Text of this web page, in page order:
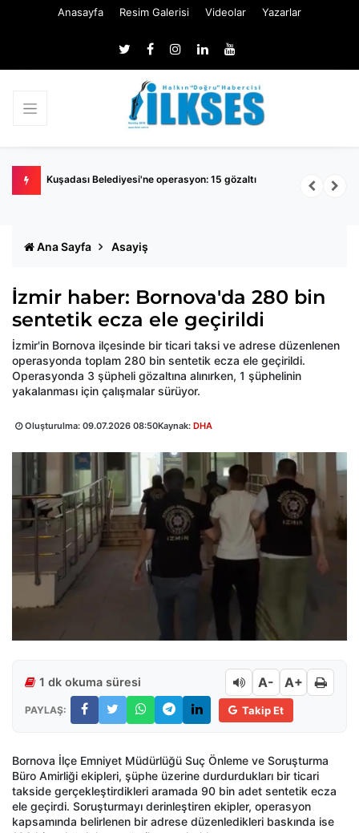
Anasayfa Resim Galerisi Videolar Yazarlar
Menderes Belediye Başkanı İlkay Çiçek’in ifadesi ortaya çıktı:
Ana Sayfa Asayiş
İzmir haber: Bornova'da 280 bin
sentetik ecza ele geçirildi
İzmir'in Bornova ilçesinde bir ticari taksi ve adrese düzenlenen
operasyonda toplam 280 bin sentetik ecza ele geçirildi.
Operasyonda 3 şüpheli gözaltına alınırken, 1 şüphelinin
yakalanması için çalışmalar sürüyor.
Oluşturulma: 09.07.2026 08:50Kaynak: DHA
1 dk okuma süresi A- A+
PAYLAŞ: Takip Et
Bornova İlçe Emniyet Müdürlüğü Suç Önleme ve Soruşturma
Büro Amirliği ekipleri, şüphe üzerine durdurdukları bir ticari
takside gerçekleştirdikleri aramada 90 bin adet sentetik ecza
ele geçirdi. Soruşturmayı derinleştiren ekipler, operasyon
kapsamında belirlenen bir adrese düzenledikleri baskında ise